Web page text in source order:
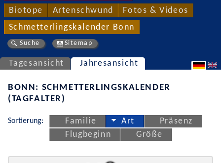
Biotope Artenschwund Fotos & Videos
Schmetterlingskalender Bonn
Suche Sitemap
Tagesansicht Jahresansicht
BONN: SCHMETTERLINGSKALENDER
(TAGFALTER)
Sortierung: Familie Art
Präsenz
Flugbeginn
Größe